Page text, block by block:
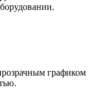
графиком